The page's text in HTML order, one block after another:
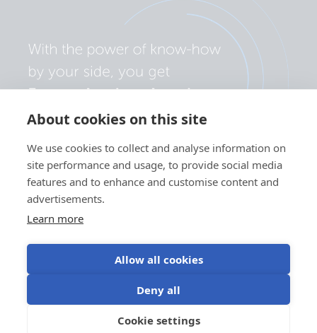
About cookies on this site
We use cookies to collect and analyse information on
site performance and usage, to provide social media
features and to enhance and customise content and
advertisements.
Learn more
Allow all cookies
Deny all
Cookie settings
Adatvédelmi szabályzat
Felhasználási feltételek
©Victron Energy 2026